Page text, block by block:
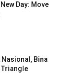
Day: Move
Bina
Triangle